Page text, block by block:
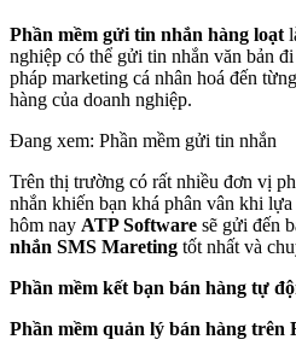
Phần mềm gửi tin nhắn hàng loạt
nghiệp có thể gửi tin nhắn văn bản
pháp marketing cá nhân hoá đến
hàng của doanh nghiệp.
Đang xem: Phần mềm gửi tin nhắn
Trên thị trường có rất nhiều đơn vị
nhắn khiến bạn khá phân vân khi
hôm nay ATP Software sẽ gửi đến
nhắn SMS Mareting tốt nhất và
Phần mềm kết bạn bán hàng tự
Phần mềm quản lý bán hàng trên